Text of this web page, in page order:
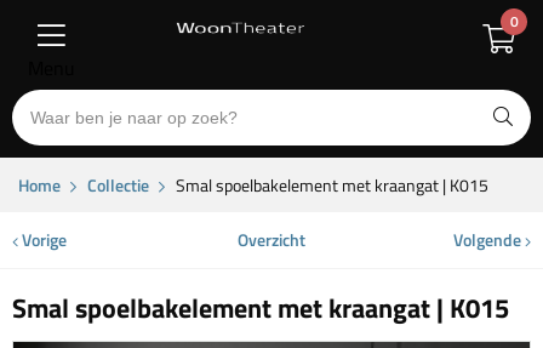
0
Home Collectie Smal spoelbakelement met kraangat | K015
Vorige Overzicht Volgende
Smal spoelbakelement met kraangat | K015